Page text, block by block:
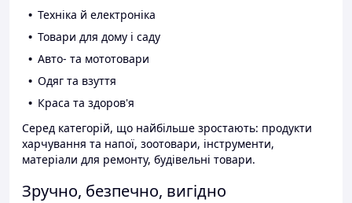
Техніка й електроніка
Товари для дому і саду
Авто- та мототовари
Одяг та взуття
Краса та здоров'я
Серед категорій, що найбільше зростають: продукти
харчування та напої, зоотовари, інструменти,
матеріали для ремонту, будівельні товари.
Зручно, безпечно, вигідно